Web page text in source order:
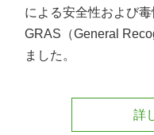
による安全性および
GRAS（General
ました。
詳